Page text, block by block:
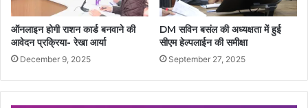
ऑनलाइन होगी राशन कार्ड बनवाने की
आवेदन प्रक्रिया- रेखा आर्या
December 9, 2025
DM सविन बसंल की अध्यक्षता में हुई
सीएम हेल्पलाईन की समीक्षा
September 27, 2025